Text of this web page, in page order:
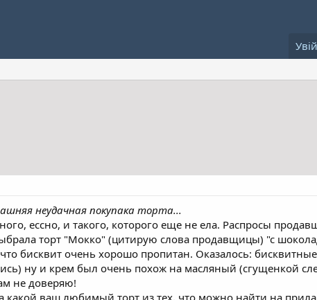
неудачная покупака торта...
ессно, и такого, которого еще не ела. Распросы
торт "Мокко" (цитирую слова продавщицы) "с
бисквит очень хорошо пропитан. Оказалось:
ну и крем был очень похож на масляный (сгущенкой
не доверяю!
какой ваш любимый торт из тех, что можно найти на